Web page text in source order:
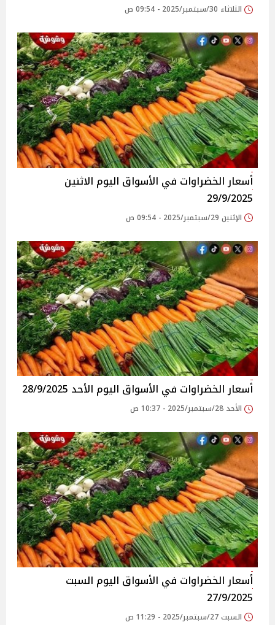
الثلاثاء 30/سبتمبر/2025 - 09:54 ص
أسعار الخضراوات في الأسواق‎‎ اليوم الاثنين
29/9/2025
الإثنين 29/سبتمبر/2025 - 09:54 ص
أسعار الخضراوات في الأسواق‎‎ اليوم الأحد 28/9/2025
الأحد 28/سبتمبر/2025 - 10:37 ص
أسعار الخضراوات في الأسواق‎‎ اليوم السبت
27/9/2025
السبت 27/سبتمبر/2025 - 11:29 ص